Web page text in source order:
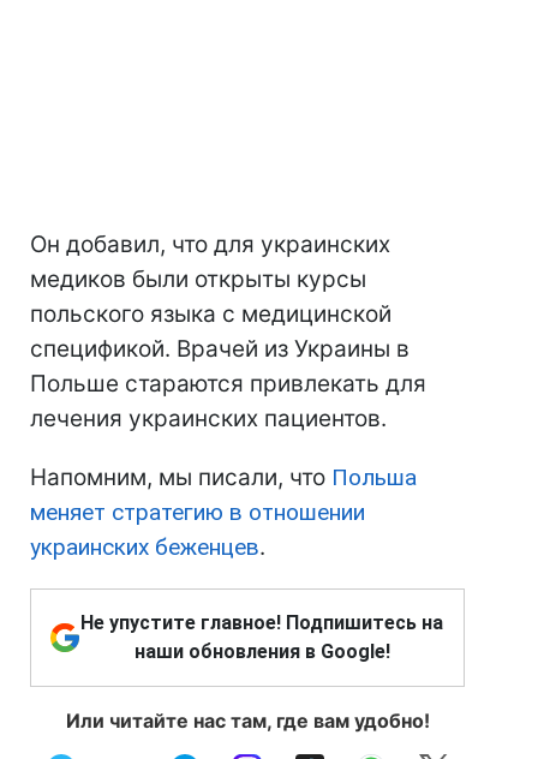
Он добавил, что для украинских
медиков были открыты курсы
польского языка с медицинской
спецификой. Врачей из Украины в
Польше стараются привлекать для
лечения украинских пациентов.
Напомним, мы писали, что Польша
меняет стратегию в отношении
украинских беженцев.
Не упустите главное! Подпишитесь на
наши обновления в Google!
Или читайте нас там, где вам удобно!